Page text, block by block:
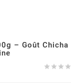
– Goût Chicha
   